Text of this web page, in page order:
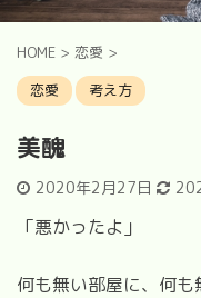
HOME > 恋愛 >
恋愛
考え方
美醜
2020年2月27日
「悪かったよ」
何も無い部屋に、何も